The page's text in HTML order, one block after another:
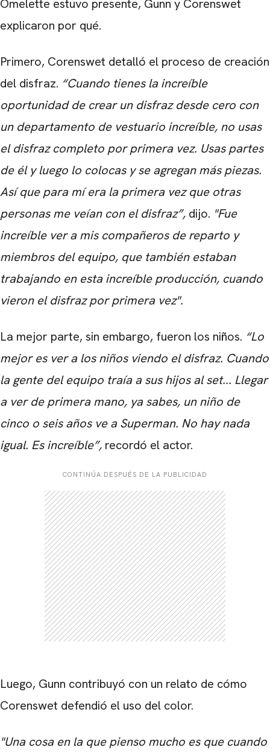
Omelette estuvo presente, Gunn y Corenswet
explicaron por qué.
Primero, Corenswet detalló el proceso de creación
del disfraz. “Cuando tienes la increíble
oportunidad de crear un disfraz desde cero con
un departamento de vestuario increíble, no usas
el disfraz completo por primera vez. Usas partes
de él y luego lo colocas y se agregan más piezas.
Así que para mí era la primera vez que otras
personas me veían con el disfraz”, dijo. "Fue
increíble ver a mis compañeros de reparto y
miembros del equipo, que también estaban
trabajando en esta increíble producción, cuando
vieron el disfraz por primera vez".
La mejor parte, sin embargo, fueron los niños. “Lo
mejor es ver a los niños viendo el disfraz. Cuando
la gente del equipo traía a sus hijos al set... Llegar
a ver de primera mano, ya sabes, un niño de
cinco o seis años ve a Superman. No hay nada
igual. Es increíble”, recordó el actor.
CONTINÚA DESPUÉS DE LA PUBLICIDAD
Luego, Gunn contribuyó con un relato de cómo
Corenswet defendió el uso del color.
"Una cosa en la que pienso mucho es que cuando